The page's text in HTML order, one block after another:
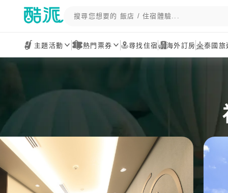
主題活動 熱門票券 尋找住宿 海外訂房 泰國旅